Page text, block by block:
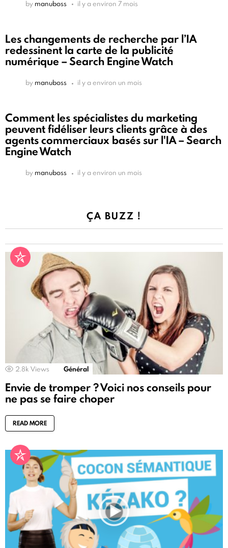
by manuboss il y a environ 7 mois
Les changements de recherche par l’IA
redessinent la carte de la publicité
numérique – Search Engine Watch
by manuboss il y a environ un mois
Comment les spécialistes du marketing
peuvent fidéliser leurs clients grâce à des
agents commerciaux basés sur l'IA – Search
Engine Watch
by manuboss il y a environ un mois
ÇA BUZZ !
2.8k Views Général
Envie de tromper ? Voici nos conseils pour
ne pas se faire choper
READ MORE